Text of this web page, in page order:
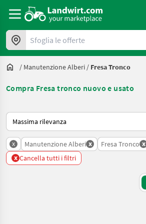
Sfoglia le offerte
/ Manutenzione Alberi / Fresa Tronco
Compra Fresa tronco nuovo e usato
Ecco come viene ordinato su Landwirt.com
x Manutenzione Alberi x Fresa Tronco x
x Cancella tutti i filtri